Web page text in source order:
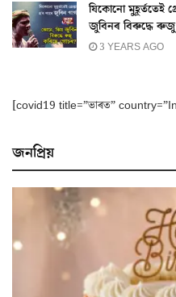
যিকোনো মুহূৰ্ততেই
জুবিনৰ বিৰুদ্ধে
3 YEARS AGO
[covid19 title=”ভাৰত”
জনপ্ৰিয়